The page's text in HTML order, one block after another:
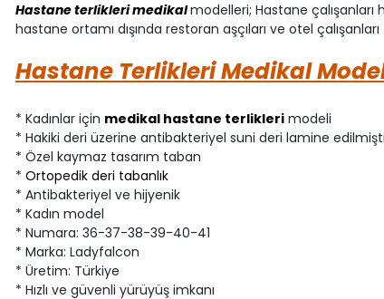
Hastane terlikleri medikalmodelleri; Hastane
hastane ortamı dışında restoran aşçıları ve otel
Hastane Terlikleri Medikal
* Kadınlar için medikal hastane terliklerimodeli
* Hakiki deri üzerine antibakteriyel suni deri lamine
* Özel kaymaz tasarım taban
* Ortopedik deri tabanlık
* Antibakteriyel ve hijyenik
* Kadın model
* Numara: 36-37-38-39-40-41
* Marka: Ladyfalcon
* Üretim: Türkiye
* Hızlı ve güvenli yürüyüş imkanı